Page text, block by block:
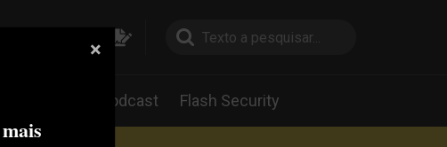
Podcast Flash Security
abertas
×